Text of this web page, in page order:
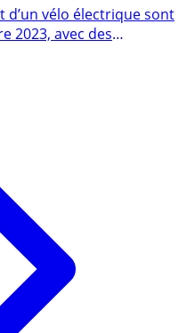
nouvelles aides
d’un vélo électrique sont
2023, avec des